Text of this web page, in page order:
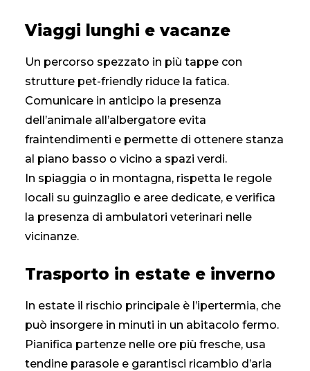
Viaggi lunghi e vacanze
Un percorso spezzato in più tappe con
strutture pet-friendly riduce la fatica.
Comunicare in anticipo la presenza
dell’animale all’albergatore evita
fraintendimenti e permette di ottenere stanza
al piano basso o vicino a spazi verdi.
In spiaggia o in montagna, rispetta le regole
locali su guinzaglio e aree dedicate, e verifica
la presenza di ambulatori veterinari nelle
vicinanze.
Trasporto in estate e inverno
In estate il rischio principale è l’ipertermia, che
può insorgere in minuti in un abitacolo fermo.
Pianifica partenze nelle ore più fresche, usa
tendine parasole e garantisci ricambio d’aria